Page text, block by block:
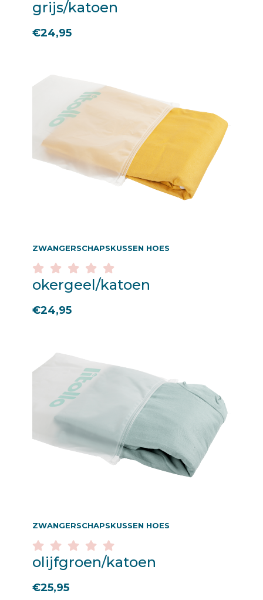
grijs/katoen
€24,95
ZWANGERSCHAPSKUSSEN HOES
okergeel/katoen
€24,95
ZWANGERSCHAPSKUSSEN HOES
olijfgroen/katoen
€25,95